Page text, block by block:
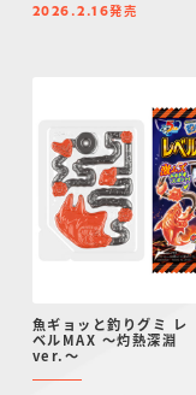
2026.2.16発売
魚ギョッと釣りグミ レ
ベルMAX ～灼熱深淵
ver.～